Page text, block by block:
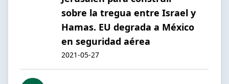
sobre la tregua entre Israel y
Hamas. EU degrada a México
en seguridad aérea
2021-05-27